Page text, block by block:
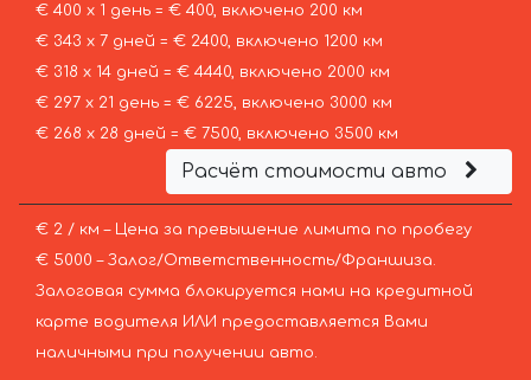
€ 400 х 1 день = € 400, включено 200 км
€ 343 х 7 дней = € 2400, включено 1200 км
€ 318 х 14 дней = € 4440, включено 2000 км
€ 297 х 21 день = € 6225, включено 3000 км
€ 268 х 28 дней = € 7500, включено 3500 км
Расчёт стоимости авто
€ 2 / км – Цена за превышение лимита по пробегу
€ 5000 – Залог/Ответственность/Франшиза.
Залоговая сумма блокируется нами на кредитной
карте водителя ИЛИ предоставляется Вами
наличными при получении авто.